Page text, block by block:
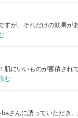
すが、それだけの効果が
肌にいいものが蓄積され
む
さんに誘っていただき